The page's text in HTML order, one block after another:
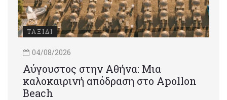
ΤΑΞΙΔΙ
04/08/2026
Αύγουστος στην Αθήνα: Μια
καλοκαιρινή απόδραση στο Apollon
Beach